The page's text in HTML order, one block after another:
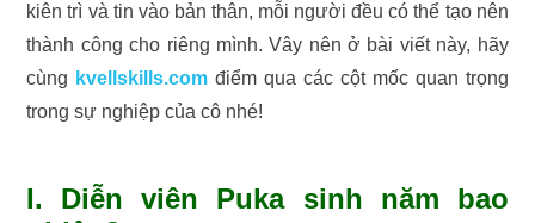
kiên trì và tin vào bản thân, mỗi người đều có thể tạo nên
thành công cho riêng mình. Vây nên ở bài viết này, hãy
cùng kvellskills.com điểm qua các cột mốc quan trọng
trong sự nghiệp của cô nhé!
I. Diễn viên Puka sinh năm bao